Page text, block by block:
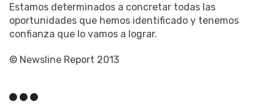
Estamos determinados a concretar todas las
oportunidades que hemos identificado y tenemos
confianza que lo vamos a lograr.
© Newsline Report 2013